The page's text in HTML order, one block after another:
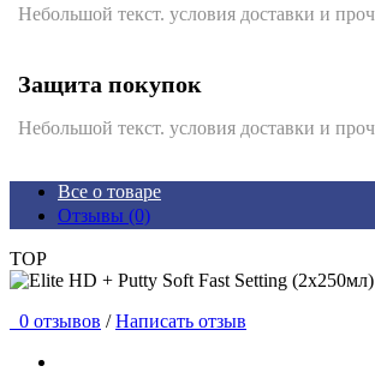
Небольшой текст. условия доставки и
Защита покупок
Небольшой текст. условия доставки и
Все о товаре
Отзывы (0)
TOP
0 отзывов / Написать отзыв